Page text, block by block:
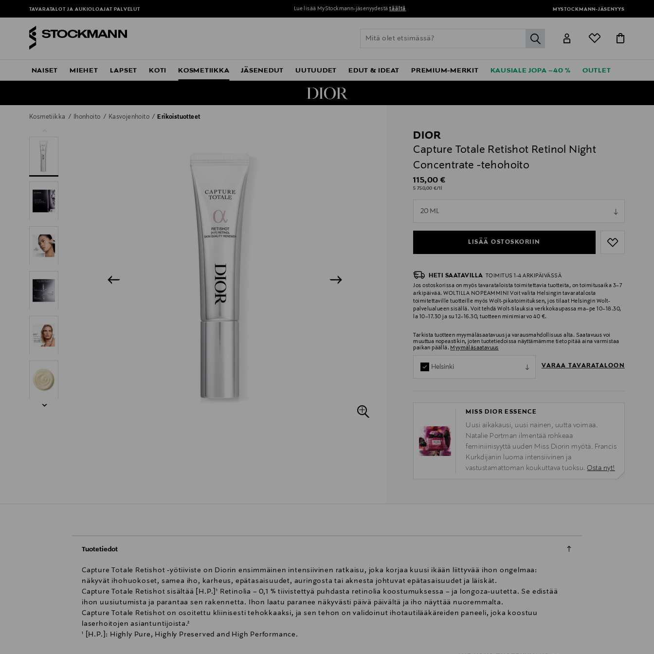
TAVARATALOT JA AUKIOLOAJAT PALVELUT Lue lisää MyStockmann-jäsenyydestä täältä MYSTOCKMANN-JÄSENYYS
label.header.go
NAISET MIEHET LAPSET KOTI KOSMETIIKKA JÄSENEDUT UUTUUDET EDUT & IDEAT PREMIUM-MERKIT KAUSIALE JOPA –40 % OUTLET
Kosmetiikka Ihonhoito Kasvojenhoito Erikoistuotteet
DIOR
Capture Totale Retishot Retinol Night
Concentrate -tehohoito
Original Price
115,00 €
5 750,00 €/1l
20 ML
LISÄÄ OSTOSKORIIN
null
HETI SAATAVILLA
TOIMITUS 1-4 ARKIPÄIVÄSSÄ
Jos ostoskorissa on myös tavarataloista toimitettavia tuotteita, on toimitusaika 3–7
arkipäivää. WOLTILLA NOPEAMMIN! Voit valita Helsingin tavaratalosta
toimitettaville tuotteille myös Wolt-pikatoimituksen, jos tilaat Helsingin Wolt-
palvelualueen sisällä. Voit tehdä Wolt-tilauksia verkkokaupassa ma–pe 10–18.30,
la 10–17.30 ja su 12–16.30, tuotteen minimiarvo 40 €.
Tarkista tuotteen myymäläsaatavuus ja varausmahdollisuus alta. Saatavuus voi
muuttua nopeastikin, joten tuotetiedoissa näyttämämme tieto pitää aina varmistaa
paikan päällä. Myymäläsaatavuus
Helsinki VARAA TAVARATALOON
MISS DIOR ESSENCE
Uusi aikakausi, uusi nainen, uutta voimaa.
Natalie Portman ilmentää rohkeaa
feminiinisyyttä uuden Miss Diorin myötä. Francis
Kurkdijanin luoma intensiivinen ja
vastustamattoman koukuttava tuoksu.Osta nyt!
Tuotetiedot
Capture Totale Retishot -yötiiviste on Diorin ensimmäinen intensiivinen ratkaisu, joka korjaa kuusi ikään liittyvää ihon ongelmaa:
näkyvät ihohuokoset, samea iho, karheus, epätasaisuudet, auringosta tai aknesta johtuvat epätasaisuudet ja läiskät.
Capture Totale Retishot sisältää [H.P.]¹ Retinolia – 0,1 % tiivistettyä puhdasta retinolia koostumuksessa – ja longoza-uutetta. Se edistää
ihon uusiutumista ja parantaa sen rakennetta. Ihon laatu paranee näkyvästi päivä päivältä ja iho näyttää nuoremmalta.
Capture Totale Retishot on osoitettu kliinisesti tehokkaaksi, ja sen tehon on validoinut ihotautilääkäreiden paneeli, joka koostuu
laserhoitojen asiantuntijoista.²
¹ [H.P.]: Highly Pure, Highly Preserved and High Performance.